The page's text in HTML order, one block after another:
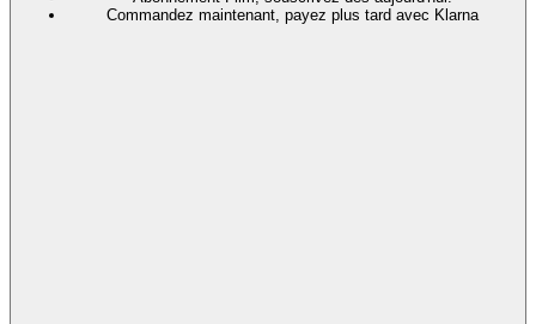
Commandez maintenant, payez plus tard avec Klarna